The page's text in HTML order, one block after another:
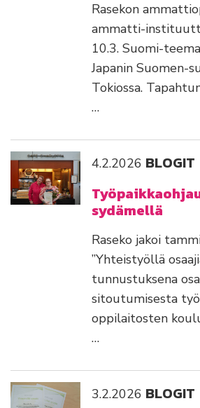
Rasekon
ammatti-
10.3. Suomi-
Japanin Suomen-
Tokiossa.
…
4.2.2026 BLOGIT
sydämellä
Raseko jakoi
”Yhteistyöllä
tunnustuksena
sitoutumisesta
oppilaitosten
…
3.2.2026 BLOGIT